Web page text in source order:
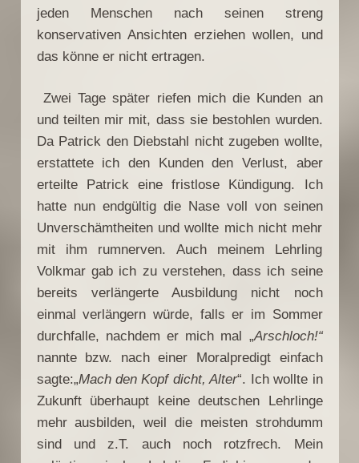
jeden Menschen nach seinen streng
konservativen Ansichten erziehen wollen, und
das könne er nicht ertragen.
Zwei Tage später riefen mich die Kunden an
und teilten mir mit, dass sie bestohlen wurden.
Da Patrick den Diebstahl nicht zugeben wollte,
erstattete ich den Kunden den Verlust, aber
erteilte Patrick eine fristlose Kündigung. Ich
hatte nun endgültig die Nase voll von seinen
Unverschämtheiten und wollte mich nicht mehr
mit ihm rumnerven. Auch meinem Lehrling
Volkmar gab ich zu verstehen, dass ich seine
bereits verlängerte Ausbildung nicht noch
einmal verlängern würde, falls er im Sommer
durchfalle, nachdem er mich mal „Arschloch!“
nannte bzw. nach einer Moralpredigt einfach
sagte:„Mach den Kopf dicht, Alter“. Ich wollte in
Zukunft überhaupt keine deutschen Lehrlinge
mehr ausbilden, weil die meisten strohdumm
sind und z.T. auch noch rotzfrech. Mein